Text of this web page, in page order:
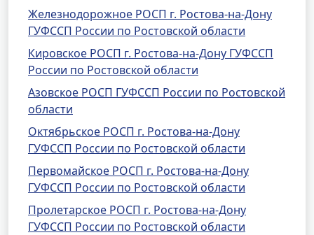
Железнодорожное РОСП г. Ростова-на-Дону
ГУФССП России по Ростовской области
Кировское РОСП г. Ростова-на-Дону ГУФССП
России по Ростовской области
Азовское РОСП ГУФССП России по Ростовской
области
Октябрьское РОСП г. Ростова-на-Дону
ГУФССП России по Ростовской области
Первомайское РОСП г. Ростова-на-Дону
ГУФССП России по Ростовской области
Пролетарское РОСП г. Ростова-на-Дону
ГУФССП России по Ростовской области